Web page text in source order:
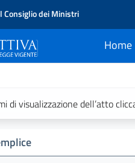
Consiglio dei Ministri
Home
current
di visualizzazione dell’atto